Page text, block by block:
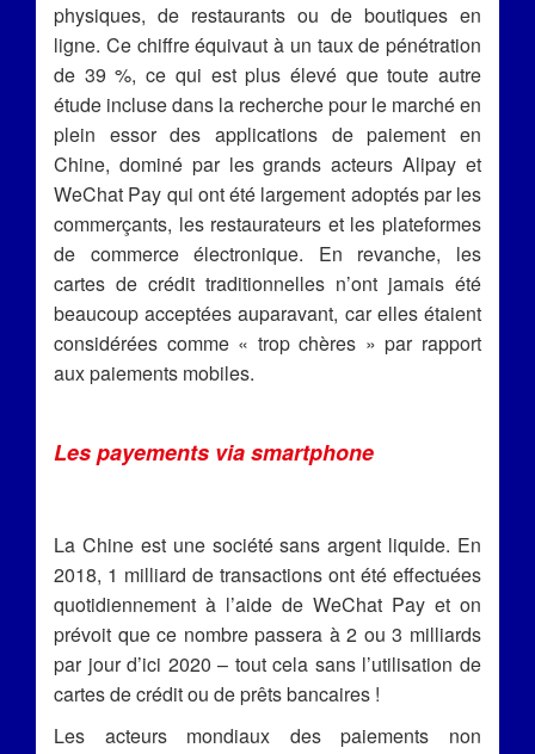
physiques, de restaurants ou de boutiques en
ligne. Ce chiffre équivaut à un taux de pénétration
de 39 %, ce qui est plus élevé que toute autre
étude incluse dans la recherche pour le marché en
plein essor des applications de paiement en
Chine, dominé par les grands acteurs Alipay et
WeChat Pay qui ont été largement adoptés par les
commerçants, les restaurateurs et les plateformes
de commerce électronique. En revanche, les
cartes de crédit traditionnelles n’ont jamais été
beaucoup acceptées auparavant, car elles étaient
considérées comme « trop chères » par rapport
aux paiements mobiles.
Les payements via smartphone
La Chine est une société sans argent liquide. En
2018, 1 milliard de transactions ont été effectuées
quotidiennement à l’aide de WeChat Pay et on
prévoit que ce nombre passera à 2 ou 3 milliards
par jour d’ici 2020 – tout cela sans l’utilisation de
cartes de crédit ou de prêts bancaires !
Les acteurs mondiaux des paiements non